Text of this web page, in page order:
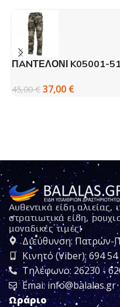
ΠANΤΕΛΟΝΙ K05001-51
AMEΡΙΚΑΝΙΚΗ
45,00€ 37,00 €
Αυθεντικά είδη αλιείας,
στρατιωτικά είδη,
μοναδικές τιμές!
Διεύθυνση: Πατρών-
Κινητό (Viber): 694
Τηλέφωνο: 26230 -
Emai: info@balalas.gr
Ωράριο